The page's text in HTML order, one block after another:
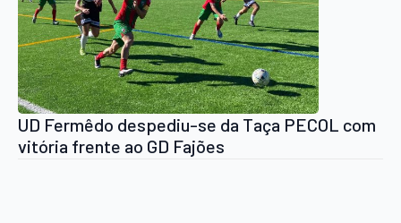
UD Fermêdo despediu-se da Taça PECOL com
vitória frente ao GD Fajões